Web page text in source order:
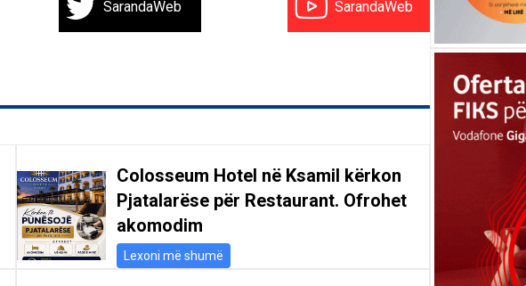
SarandaWeb SarandaWeb
Colosseum Hotel në Ksamil kërkon
Pjatalarëse për Restaurant. Ofrohet
akomodim
Lexoni më shumë